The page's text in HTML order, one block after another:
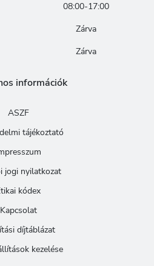
08:00-17:00
Zárva
Zárva
információk
ASZF
tájékoztató
jogi nyilatkozat
kódex
Kapcsolat
díjtáblázat
kezelése